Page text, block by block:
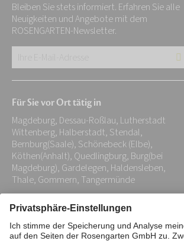
Bleiben Sie stets informiert. Erfahren Sie alle
Neuigkeiten und Angebote mit dem
ROSENGARTEN-Newsletter.
Adresse:
*
Für Sie vor Ort tätig in
Magdeburg, Dessau-Roßlau, Lutherstadt
Wittenberg, Halberstadt, Stendal,
Bernburg(Saale), Schönebeck (Elbe),
Köthen(Anhalt), Quedlingburg, Burg(bei
Magdeburg), Gardelegen, Haldensleben,
Thale, Gommern, Tangermünde
Impressum Datenschutz
Stiftung